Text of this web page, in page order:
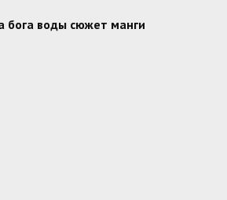
бога воды сюжет манги